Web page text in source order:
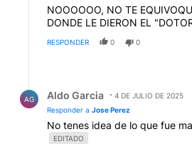
NOOOOOO, NO TE
DONDE LE DIERON EL
RESPONDER 0 0
AG Aldo Garcia
4 DE JULIO DE 2025
Responder a Jose Perez
No tenes idea de lo que fue
EDITADO